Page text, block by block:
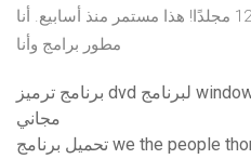
المكتب ، الليلة الماضية بقدر 12 مجلدًا! هذا مستمر منذ أسابيع. أنا
مطور برامج وأنا
برنامج ترميز dvd لبرنامج windows media player 10 تنزيل
مجاني